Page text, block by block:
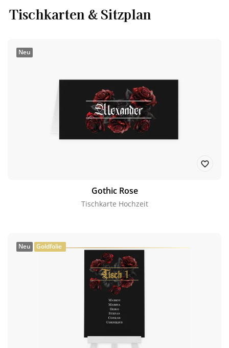
Tischkarten & Sitzplan
Neu
Gothic Rose
Tischkarte Hochzeit
Neu Goldfolie